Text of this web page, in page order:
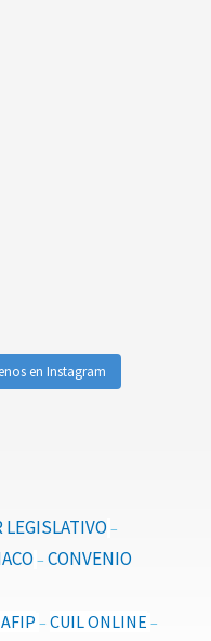
en Instagram
LEGISLATIVO –
– CONVENIO
– CUIL ONLINE –